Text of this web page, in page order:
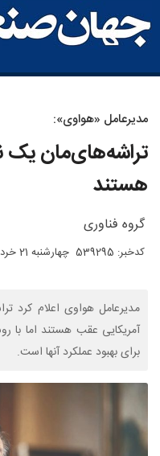
مدیرعامل «هواوی»:
تراشه‌های‌مان یک
هستند
گروه فناوری
کدخبر: 539295 چهارشنبه 21 خرداد 1404
مدیرعامل هواوی اعلام کرد
آمریکایی عقب هستند اما با
برای بهبود عملکرد آنها است.